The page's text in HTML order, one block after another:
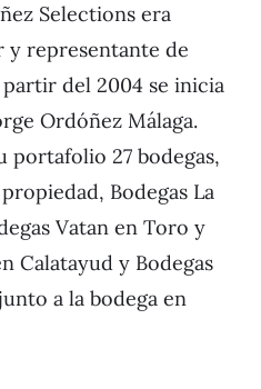
Selections era
representante de
partir del 2004 se inicia
Ordóñez Málaga.
portafolio 27 bodegas,
Bodegas La
Vatan en Toro y
Calatayud y Bodegas
a la bodega en